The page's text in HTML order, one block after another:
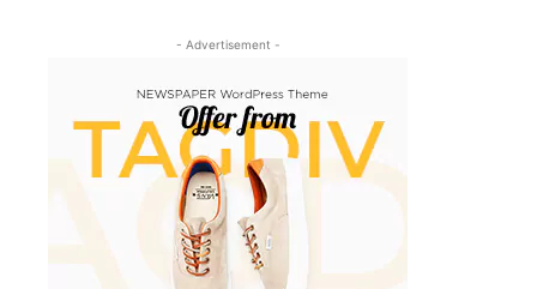
- Advertisement -